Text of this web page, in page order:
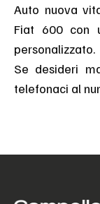
Auto nuova
Fiat 600 con
personalizzato.
Se desideri
telefonaci al